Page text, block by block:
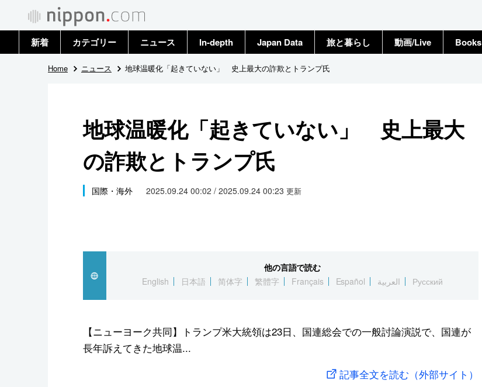
新着 カテゴリー
政治・外交
国際
社会
文化
スポーツ・東京2020
ニュース
トップ
In-depth Japan Data 旅と暮らし 動画/Live Books
Home ニュース 地球温暖化「起きていない」 史上最大の詐欺とトランプ氏
地球温暖化「起きていない」 史上最大
の詐欺とトランプ氏
国際・海外 2025.09.24 00:02 / 2025.09.24 00:23 更新
他の言語で読む
English
日本語 简体字 繁體字 Français Español العربية Русский
【ニューヨーク共同】トランプ米大統領は23日、国連総会での一般討論演説で、国連が
長年訴えてきた地球温...
記事全文を読む（外部サイト）